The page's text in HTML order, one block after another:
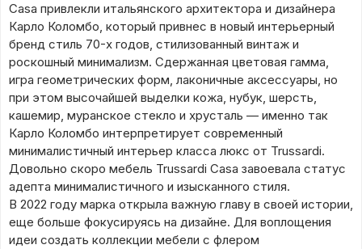
Casa привлекли итальянского архитектора и дизайнера
Карло Коломбо, который привнес в новый интерьерный
бренд стиль 70-х годов, стилизованный винтаж и
роскошный минимализм. Сдержанная цветовая гамма,
игра геометрических форм, лаконичные аксессуары, но
при этом высочайшей выделки кожа, нубук, шерсть,
кашемир, муранское стекло и хрусталь — именно так
Карло Коломбо интерпретирует современный
минималистичный интерьер класса люкс от Trussardi.
Довольно скоро мебель Trussardi Casa завоевала статус
адепта минималистичного и изысканного стиля.
В 2022 году марка открыла важную главу в своей истории,
еще больше фокусируясь на дизайне. Для воплощения
идеи создать коллекции мебели с флером